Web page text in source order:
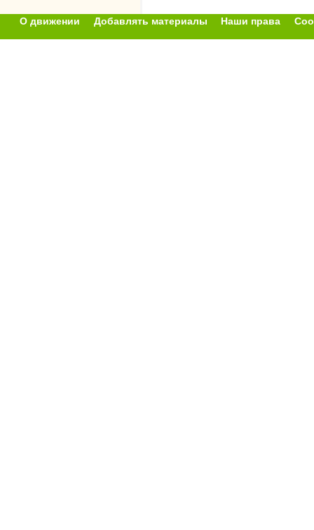
О движении Добавлять материалы Наши права